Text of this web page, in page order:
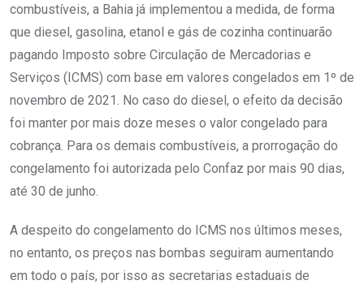
combustíveis, a Bahia já implementou a medida, de forma
que diesel, gasolina, etanol e gás de cozinha continuarão
pagando Imposto sobre Circulação de Mercadorias e
Serviços (ICMS) com base em valores congelados em 1º de
novembro de 2021. No caso do diesel, o efeito da decisão
foi manter por mais doze meses o valor congelado para
cobrança. Para os demais combustíveis, a prorrogação do
congelamento foi autorizada pelo Confaz por mais 90 dias,
até 30 de junho.
A despeito do congelamento do ICMS nos últimos meses,
no entanto, os preços nas bombas seguiram aumentando
em todo o país, por isso as secretarias estaduais de